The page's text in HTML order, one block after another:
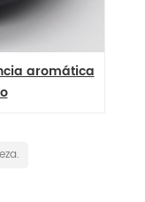
aromática